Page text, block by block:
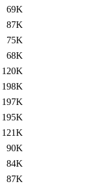
69K
87K
75K
68K
120K
198K
197K
195K
121K
90K
84K
87K